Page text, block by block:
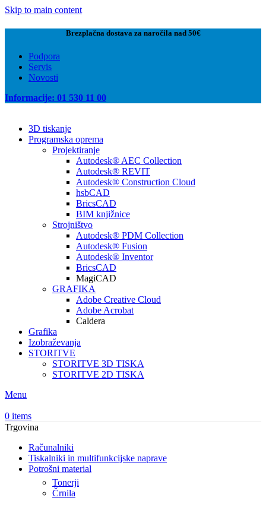
Skip to main content
Brezplačna dostava za naročila nad 50€
Podpora
Servis
Novosti
Informacije: 01 530 11 00
3D tiskanje
Programska oprema
Projektiranje
Autodesk® AEC Collection
Autodesk® REVIT
Autodesk® Construction Cloud
hsbCAD
BricsCAD
BIM knjižnice
Strojništvo
Autodesk® PDM Collection
Autodesk® Fusion
Autodesk® Inventor
BricsCAD
MagiCAD
GRAFIKA
Adobe Creative Cloud
Adobe Acrobat
Caldera
Grafika
Izobraževanja
STORITVE
STORITVE 3D TISKA
STORITVE 2D TISKA
Menu
0 items
Trgovina
Računalniki
Tiskalniki in multifunkcijske naprave
Potrošni material
Tonerji
Črnila